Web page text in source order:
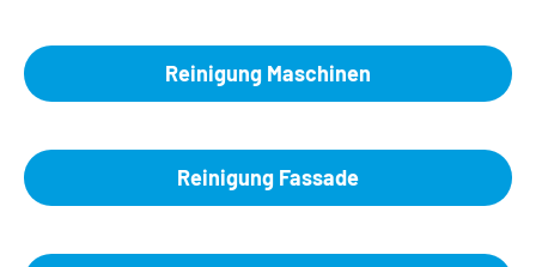
Reinigung Maschinen
Reinigung Fassade